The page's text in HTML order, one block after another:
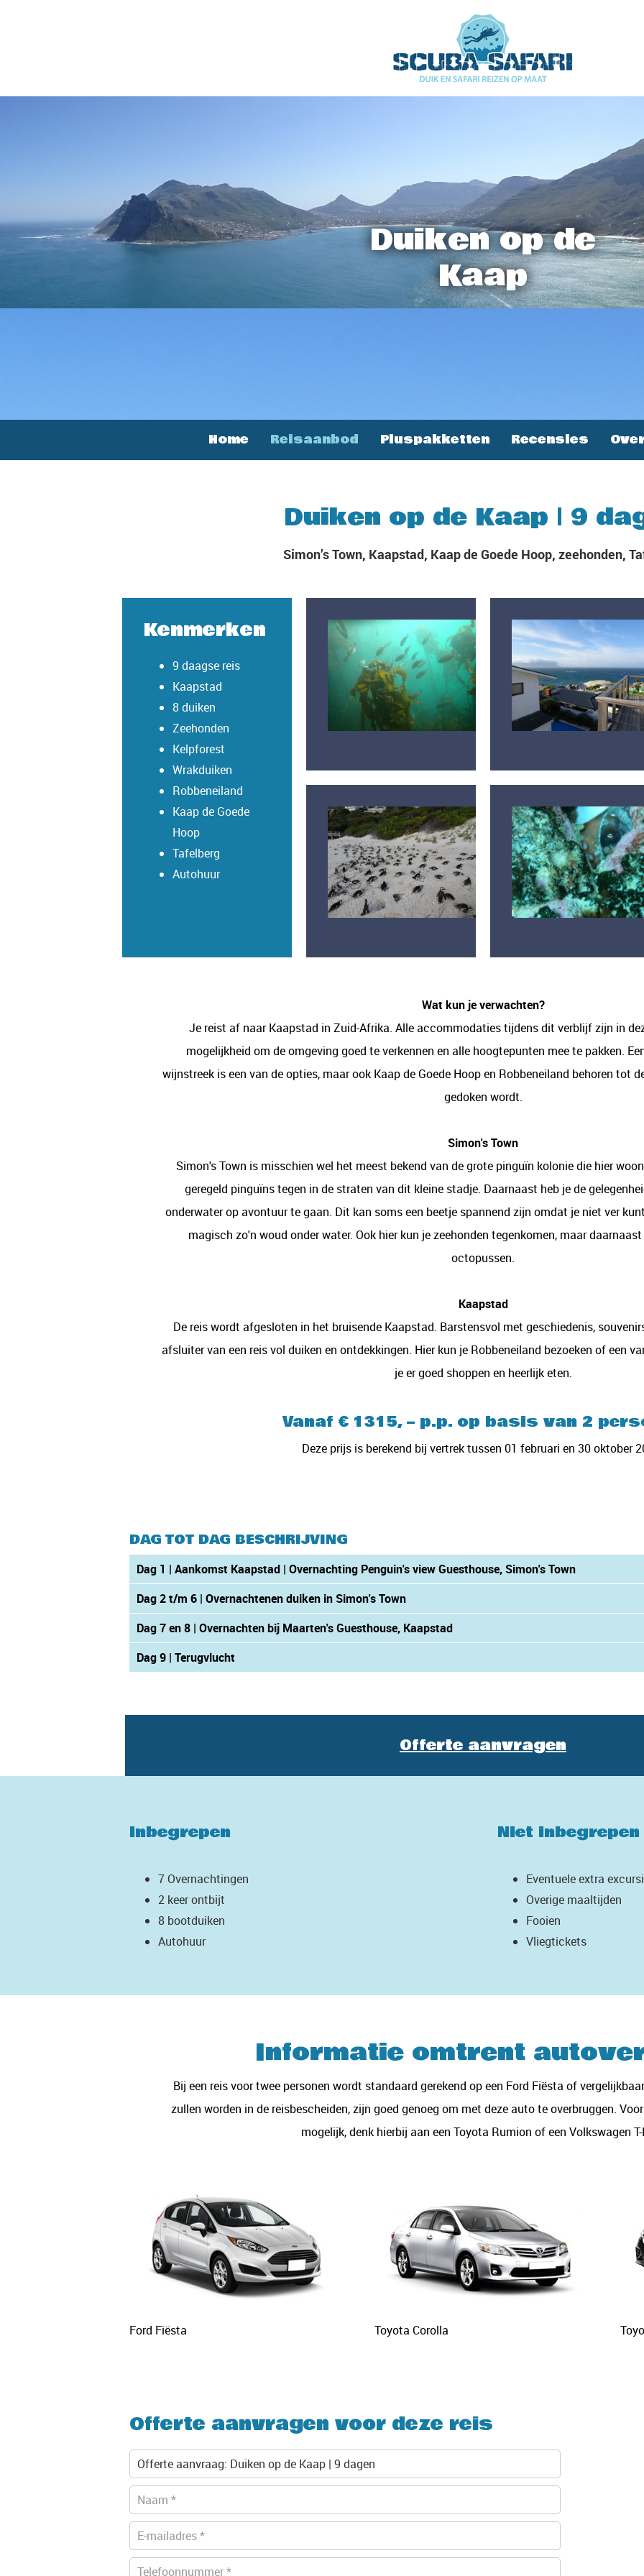
Duiken op de
Kaap
Home Reisaanbod Pluspakketten Recensies
Duiken op de Kaap | 9
Simon’s Town, Kaapstad, Kaap de Goede Hoop, zeehonden,
Kenmerken
9 daagse reis
Kaapstad
8 duiken
Zeehonden
Kelpforest
Wrakduiken
Robbeneiland
Kaap de Goede
Hoop
Tafelberg
Autohuur
Wat kun je verwachten?
Je reist af naar Kaapstad in Zuid-Afrika. Alle accommodaties tijdens dit verblijf zijn in
mogelijkheid om de omgeving goed te verkennen en alle hoogtepunten mee te pakken.
wijnstreek is een van de opties, maar ook Kaap de Goede Hoop en Robbeneiland behoren tot
gedoken wordt.
Simon's Town
Simon's Town is misschien wel het meest bekend van de grote pinguïn kolonie die hier
geregeld pinguïns tegen in de straten van dit kleine stadje. Daarnaast heb je de
onderwater op avontuur te gaan. Dit kan soms een beetje spannend zijn omdat je niet ver
magisch zo'n woud onder water. Ook hier kun je zeehonden tegenkomen, maar
octopussen.
Kaapstad
De reis wordt afgesloten in het bruisende Kaapstad. Barstensvol met geschiedenis,
afsluiter van een reis vol duiken en ontdekkingen. Hier kun je Robbeneiland bezoeken of een
je er goed shoppen en heerlijk eten.
Vanaf € 1315, – p.p. op basis van 2
Deze prijs is berekend bij vertrek tussen 01 februari en 30 oktober
DAG TOT DAG BESCHRIJVING
Dag 1 | Aankomst Kaapstad | Overnachting Penguin's view Guesthouse, Simon's Town
Dag 2 t/m 6 | Overnachtenen duiken in Simon's Town
Dag 7 en 8 | Overnachten bij Maarten's Guesthouse, Kaapstad
Dag 9 | Terugvlucht
Offerte aanvragen
Inbegrepen
7 Overnachtingen
2 keer ontbijt
8 bootduiken
Autohuur
Niet inbegrepen
Eventuele extra
Overige maaltijden
Fooien
Vliegtickets
Informatie omtrent
Bij een reis voor twee personen wordt standaard gerekend op een Ford Fiësta of
zullen worden in de reisbescheiden, zijn goed genoeg om met deze auto te overbruggen.
mogelijk, denk hierbij aan een Toyota Rumion of een Volkswagen
Ford Fiësta Toyota Corolla
Offerte aanvragen voor deze reis